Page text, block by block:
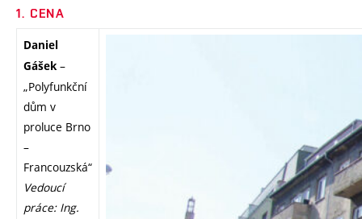
1. CENA
Daniel
Gášek –
„Polyfunkční
dům v
proluce Brno
–
Francouzská“
Vedoucí
práce: Ing.